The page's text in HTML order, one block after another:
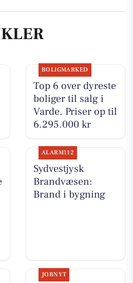
BOLIGMARKED
Top 6 over dyreste
boliger til salg i
Varde. Priser op til
6.295.000 kr
ALARM112
Sydvestjysk
Brandvæsen:
Brand i bygning
JOBNYT